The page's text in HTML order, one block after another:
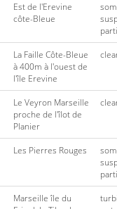
Est de l'Erevine
côte-Bleue
La Faille Côte-Bleue
à 400m à l'ouest de
l'île Erevine
Le Veyron Marseille
proche de l'îlot de
Planier
Les Pierres Rouges
Marseille île du